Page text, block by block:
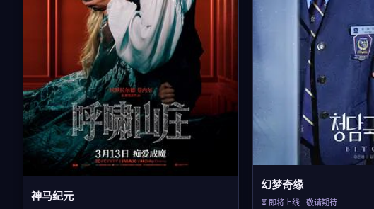
神马纪元
幻梦奇缘
⏳ 即将上线 · 敬请期待